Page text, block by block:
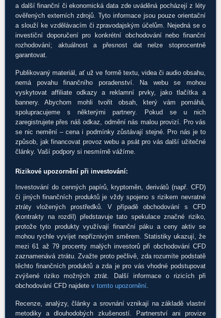
a další finanční či ekonomická data zde uváděná pocházejí z léty
ověřených externích zdrojů. Tyto informace jsou pouze orientační
a slouží ke vzdělávacím či zpravodajským účelům. Nejedná se o
investiční doporučení pro konkrétní obchodování nebo finanční
rozhodování; aktuálnost a přesnost dat nelze stoprocentně
garantovat.
Publikovaný materiál, ať už ve formě textu, videa či audio obsahu,
nemá povahu finančního poradenství. Na webu se mohou
vyskytovat affiliate odkazy a reklamní prvky, jako tlačítka a
bannery. Abychom mohli tvořit obsah, který vám pomáhá,
spolupracujeme s některými partnery. Pokud se u nich
zaregistrujete přes náš odkaz, odmění nás malou provizí. Pro vás
se nic nemění – cena i podmínky zůstávají stejné. Pro nás je to
způsob, jak financovat provoz webu a psát pro vás další užitečné
články. Vaší podpory si nesmírně vážíme.
Rizikové upozornění při investování:
Investování do cenných papírů, kryptoměn, derivátů (např. CFD)
či jiných finančních produktů je vždy spojeno s rizikem nevratné
ztráty vložených prostředků. V případě obchodování s CFD
(kontrakty na rozdíl) představuje tato spekulace značné riziko,
protože tyto produkty využívají finanční páku a ceny aktiv se
mohou rychle vyvíjet nepříznivým směrem. Statistiky ukazují, že
mezi 61 až 79 procenty malých investorů při obchodování CFD
zaznamenává ztrátu. Zvažte proto pečlivě, zda rozumíte podstatě
těchto finančních produktů a zda je pro vás vhodné podstupovat
zvýšené riziko možných ztrát. Další informace o rizicích při
obchodování CFD najdete v tomto upozornění.
Recenze, analýzy, články a srovnání vznikají na základě vlastní
metodiky a dlouhodobých zkušeností. Partnerství ani provize